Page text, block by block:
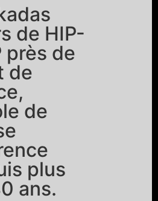
de HIP-
près de
de
de
plus
ans.